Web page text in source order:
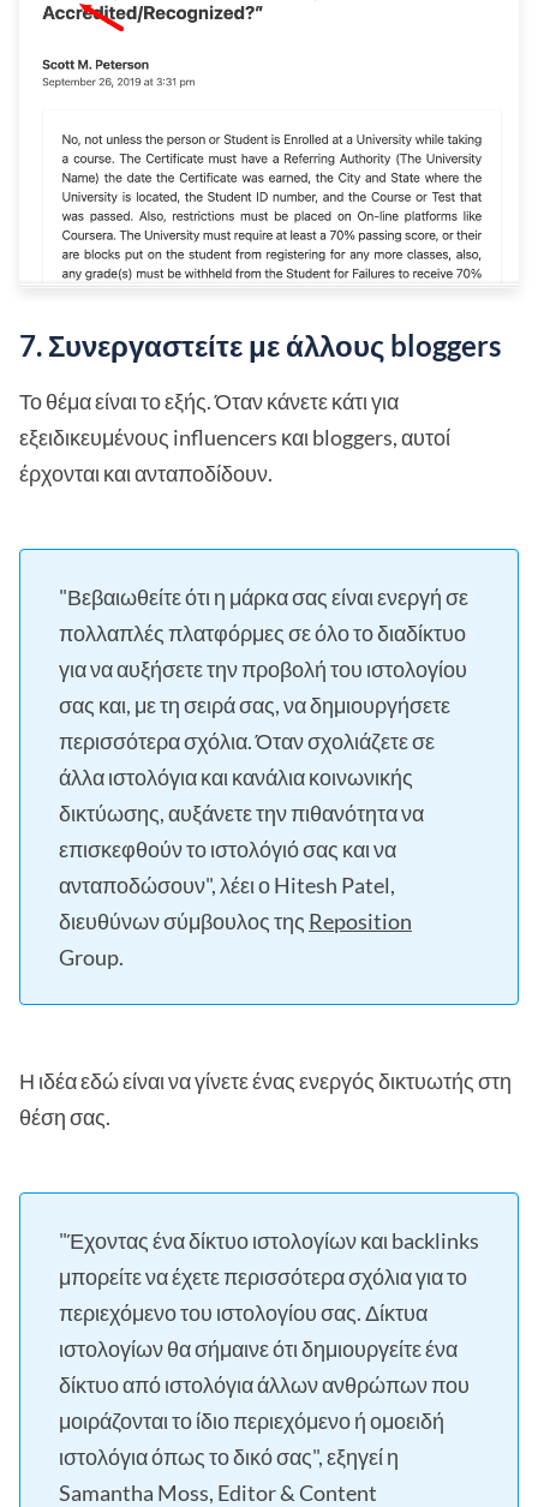
7. Συνεργαστείτε με άλλους bloggers
Το θέμα είναι το εξής. Όταν κάνετε κάτι για
εξειδικευμένους influencers και bloggers, αυτοί
έρχονται και ανταποδίδουν.
"Βεβαιωθείτε ότι η μάρκα σας είναι ενεργή σε
πολλαπλές πλατφόρμες σε όλο το διαδίκτυο
για να αυξήσετε την προβολή του ιστολογίου
σας και, με τη σειρά σας, να δημιουργήσετε
περισσότερα σχόλια. Όταν σχολιάζετε σε
άλλα ιστολόγια και κανάλια κοινωνικής
δικτύωσης, αυξάνετε την πιθανότητα να
επισκεφθούν το ιστολόγιό σας και να
ανταποδώσουν", λέει ο Hitesh Patel,
διευθύνων σύμβουλος της Reposition
Group.
Η ιδέα εδώ είναι να γίνετε ένας ενεργός δικτυωτής στη
θέση σας.
"Έχοντας ένα δίκτυο ιστολογίων και backlinks
μπορείτε να έχετε περισσότερα σχόλια για το
περιεχόμενο του ιστολογίου σας. Δίκτυα
ιστολογίων θα σήμαινε ότι δημιουργείτε ένα
δίκτυο από ιστολόγια άλλων ανθρώπων που
μοιράζονται το ίδιο περιεχόμενο ή ομοειδή
ιστολόγια όπως το δικό σας", εξηγεί η
Samantha Moss, Editor & Content